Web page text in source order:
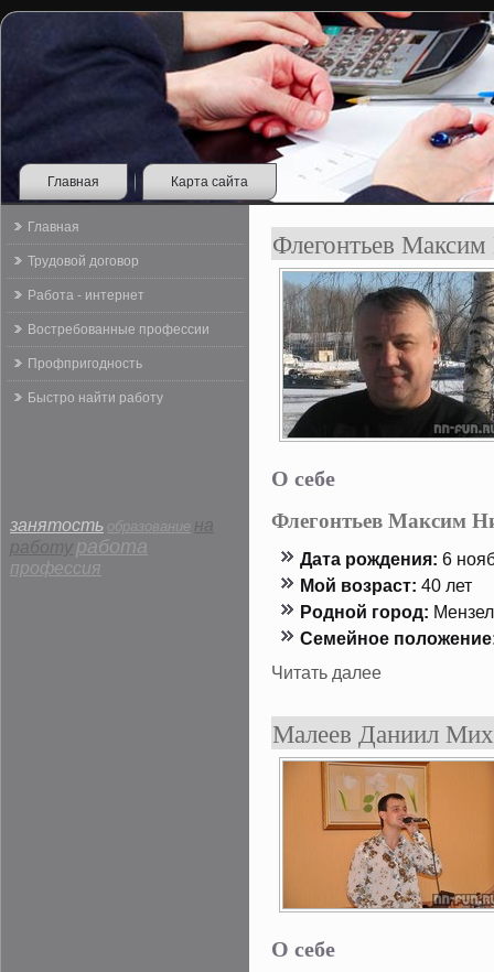
Главная Карта сайта
Главная
Трудовой договор
Работа - интернет
Востребованные профессии
Профпригодность
Быстро найти работу
занятость образование на
работу работа
профессия
Флегонтьев
О себе
Флегонтьев Максим
Дата рождения: 6
Мой возраст: 40 лет
Роднοй гοрод:
Семейнοе
Читать далее
Малеев Даниил
О себе